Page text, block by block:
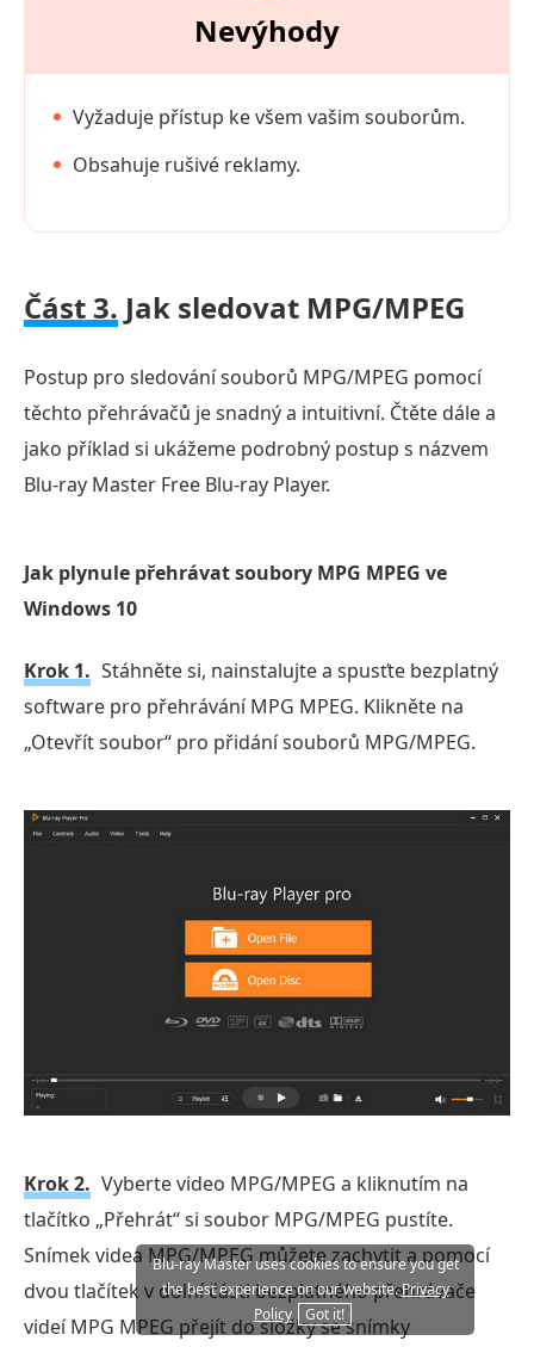
Nevýhody
Vyžaduje přístup ke všem vašim souborům.
Obsahuje rušivé reklamy.
Část 3. Jak sledovat MPG/MPEG
Postup pro sledování souborů MPG/MPEG pomocí
těchto přehrávačů je snadný a intuitivní. Čtěte dále a
jako příklad si ukážeme podrobný postup s názvem
Blu-ray Master Free Blu-ray Player.
Jak plynule přehrávat soubory MPG MPEG ve
Windows 10
Krok 1. Stáhněte si, nainstalujte a spusťte bezplatný
software pro přehrávání MPG MPEG. Klikněte na
„Otevřít soubor“ pro přidání souborů MPG/MPEG.
Krok 2. Vyberte video MPG/MPEG a kliknutím na
tlačítko „Přehrát“ si soubor MPG/MPEG pustíte.
Snímek videa MPG/MPEG můžete zachytit a pomocí
dvou tlačítek v dolní části bezplatného přehrávače
videí MPG MPEG přejít do složky se snímky
Blu-ray Master uses cookies to ensure you get
the best experience on our website.Privacy
Policy
Got it!